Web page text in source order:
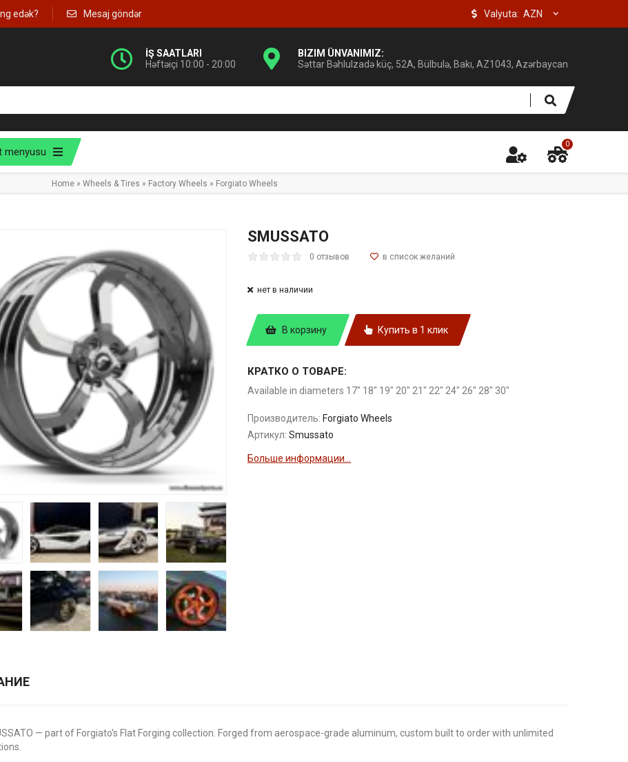
edək? Mesaj göndər Valyuta:
İŞ SAATLARI
Həftəiçi 10:00 - 20:00
BIZIM ÜNVANIMIZ:
Səttar Bəhlulzadə küç, 52A, Bülbulə, Bakı, AZ1043, Azərbaycan
menyusu
0
Home » Wheels & Tires » Factory Wheels » Forgiato Wheels
SMUSSATO
0 отзывов
нет в наличии
В корзину Купить в 1 клик
КРАТКО О ТОВАРЕ:
Available in diameters 17" 18" 19" 20" 21" 22" 24" 26" 28" 30"
Производитель: Forgiato Wheels
Артикул: Smussato
Больше информации...
— part of Forgiato's Flat Forging collection. Forged from aerospace-grade aluminum, custom built to order with unlimited